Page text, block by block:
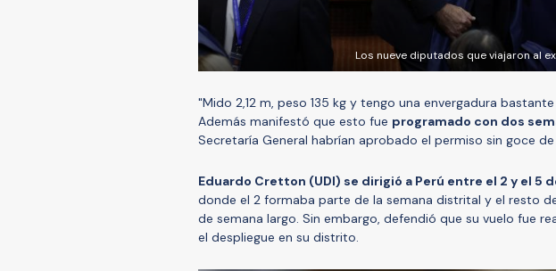
Los nueve diputados que viajaron al
"Mido 2,12 m, peso 135 kg y tengo una envergadura
Además manifestó que esto fue programado con dos
Secretaría General habrían aprobado el permiso sin goce de
Eduardo Cretton (UDI) se dirigió a Perú entre el 2 y el 5
donde el 2 formaba parte de la semana distrital y el resto
de semana largo. Sin embargo, defendió que su vuelo fue
el despliegue en su distrito.